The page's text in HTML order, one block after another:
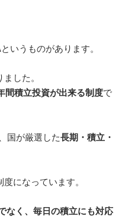
いうものがあります。
した。
間積立投資が出来る制度で
国が厳選した長期・積立・
になっています。
なく、毎日の積立にも対応